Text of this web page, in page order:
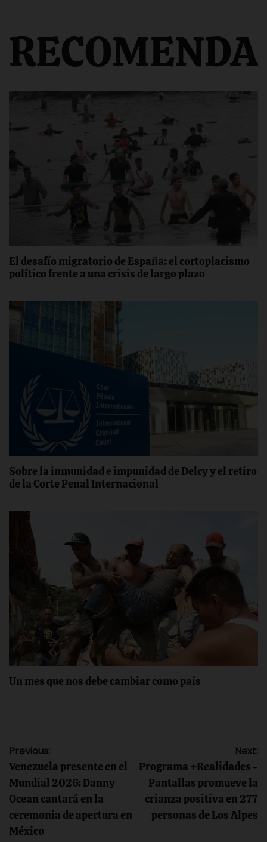
El desafío migratorio de España: el cortoplacismo
político frente a una crisis de largo plazo
Sobre la inmunidad e impunidad de Delcy y el retiro
de la Corte Penal Internacional
Un mes que nos debe cambiar como país
Navegación
de
entradas
Previous:
Venezuela presente en el
Mundial 2026: Danny
Ocean cantará en la
ceremonia de apertura en
México
Next:
Programa +Realidades -
Pantallas promueve la
crianza positiva en 277
personas de Los Alpes